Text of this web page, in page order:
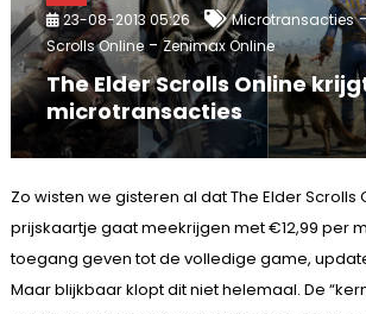
23-08-2013 05:26 Microtransacties
Scrolls Online-Zenimax Online
The Elder Scrolls Online
microtransacties
Zo wisten we gisteren al dat The Elder Scrolls
prijskaartje gaat meekrijgen met €12,99 per
toegang geven tot de volledige game,
Maar blijkbaar klopt dit niet helemaal. De